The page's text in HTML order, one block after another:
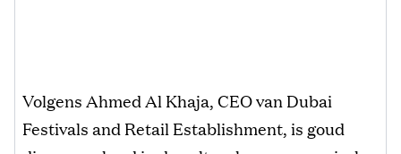
Volgens Ahmed Al Khaja, CEO van Dubai
Festivals and Retail Establishment, is goud